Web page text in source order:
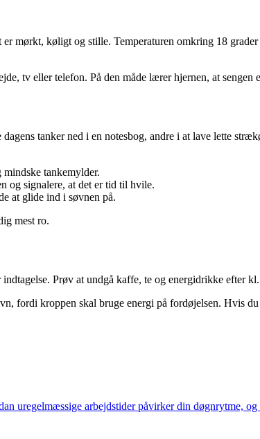
mørkt, køligt og stille. Temperaturen omkring 18
tv eller telefon. På den måde lærer hjernen, at
tanker ned i en notesbog, andre i at lave lette
tankemylder.
og signalere, at det er tid til hvile.
at glide ind i søvnen på.
mest ro.
Prøv at undgå kaffe, te og energidrikke efter
fordi kroppen skal bruge energi på fordøjelsen. Hvis
uregelmæssige arbejdstider påvirker din døgnrytme,